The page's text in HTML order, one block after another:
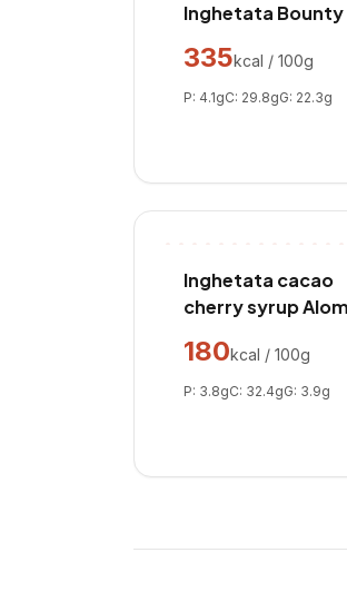
Inghetata Bounty
335kcal / 100g
P: 4.1gC: 29.8gG: 22.3g
Inghetata cacao
cherry syrup
180kcal / 100g
P: 3.8gC: 32.4gG: 3.9g